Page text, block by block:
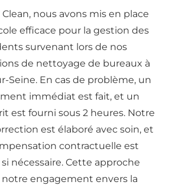
Clean, nous avons mis en place
efficace pour la gestion des
survenant lors de nos
de nettoyage de bureaux à
Seine. En cas de problème, un
immédiat est fait, et un
est fourni sous 2 heures. Notre
est élaboré avec soin, et
contractuelle est
nécessaire. Cette approche
engagement envers la